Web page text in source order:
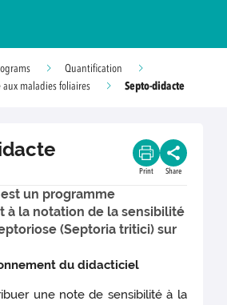
Quantification
maladies foliaires
Septo-didacte
Print Share
un programme
à la notation de la sensibilité
(Septoria tritici) sur
du didacticiel
une note de sensibilité à la